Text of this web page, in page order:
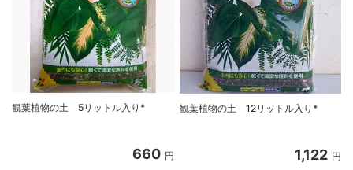
観葉植物の土 5リットル入り*
660 円
観葉植物の土 12リットル入り*
1,122 円